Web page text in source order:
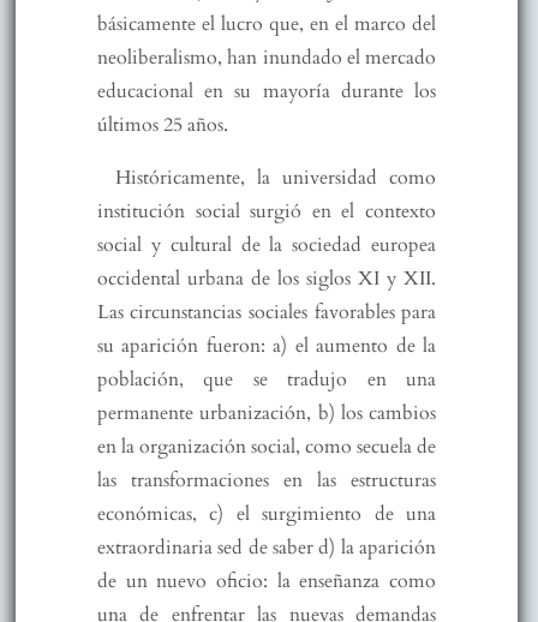
básicamente el lucro que, en el marco del
neoliberalismo, han inundado el mercado
educacional en su mayoría durante los
últimos 25 años.
Históricamente, la universidad como
institución social surgió en el contexto
social y cultural de la sociedad europea
occidental urbana de los siglos XI y XII.
Las circunstancias sociales favorables para
su aparición fueron: a) el aumento de la
población, que se tradujo en una
permanente urbanización, b) los cambios
en la organización social, como secuela de
las transformaciones en las estructuras
económicas, c) el surgimiento de una
extraordinaria sed de saber d) la aparición
de un nuevo oficio: la enseñanza como
una de enfrentar las nuevas demandas